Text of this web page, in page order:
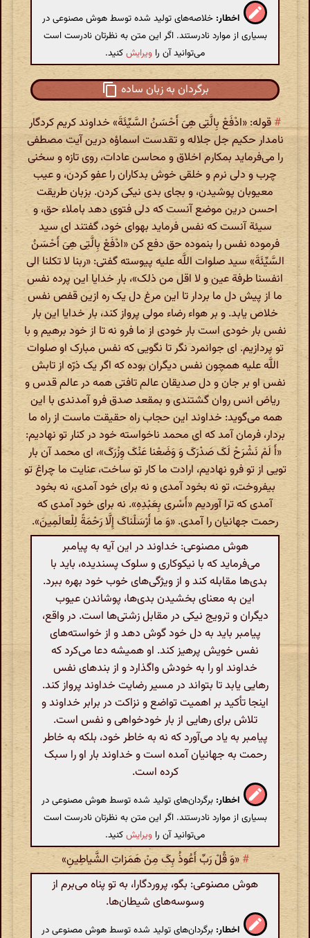
اخطار: خلاصه‌های تولید شده توسط هوش مصنوعی در
بسیاری از موارد نادرستند. اگر این متن به نظرتان نادرست است
می‌توانید آن را ویرایشکنید.
برگردان به زبان ساده
#قوله: «ادْفَعْ بِالَّتِی هِیَ أَحْسَنُ السَّیِّئَةَ» خداوند کریم کردگار
نامدار حکیم جل جلاله و تقدست اسماؤه درین آیت مصطفی
را می‌فرماید بمکارم اخلاق و محاسن عادات، روی تازه و سخنی
چرب و دلی نرم و خلقی خوش بدکاران را عفو کردن، و عیب
معیوبان پوشیدن، و بجای بدی نیکی کردن. بزبان طریقت
احسن درین موضع آنست که دلی فتوی دهد باملاء حق، و
سیئة آنست که نفس فرماید بهوای خود، گفتند ای سید
فرموده نفس را بنموده حق دفع کن «ادْفَعْ بِالَّتِی هِیَ أَحْسَنُ
السَّیِّئَةَ» سید صلوات اللَّه علیه پیوسته گفتی: «ربنا لا تکلنا الی
انفسنا طرفة عین و لا اقل من ذلک»، بار خدایا این پرده نفس
ما از پیش دل ما بردار تا این مرغ دل یک ره ازین قفص نفس
خلاص یابد. و بر هواء رضاء مولی پرواز کند، بار خدایا این بار
نفس بار خودی است بار خودی از ما فرو نه تا از خود برهیم و با
تو پردازیم. ای جوانمرد نگر تا نگویی که نفس مبارک او صلوات
اللَّه علیه همچون نفس دیگران بوده که اگر یک ذرّه از تابش
نفس او بر جان و دل صدیقان عالم تافتی همه در عالم قدس و
ریاض انس روان گشتندی و بمقعد صدق فرو آمدندی با این
همه می‌گوید: خداوند این حجاب راه حقیقت ماست از راه ما
بردار، فرمان آمد که ای محمد ناخواسته خود در کنار تو نهادیم:
«أَ لَمْ نَشْرَحْ لَکَ صَدْرَکَ وَ وَضَعْنا عَنْکَ وِزْرَکَ»، ای محمد آن بار
تویی از تو فرو نهادیم، ارادت ما کار تو ساخت، عنایت ما چراغ تو
بیفروخت، تو نه بخود آمدی و نه برای خود آمدی، نه بخود
آمدی که ترا آوردیم «أَسْری‌ بِعَبْدِهِ». نه برای خود آمدی که
رحمت جهانیان را آمدی. «وَ ما أَرْسَلْناکَ إِلَّا رَحْمَةً لِلْعالَمِینَ».
هوش مصنوعی: خداوند در این آیه به پیامبر
می‌فرماید که با نیکوکاری و سلوک پسندیده، باید با
بدی‌ها مقابله کند و از ویژگی‌های خوب خود بهره ببرد.
این به معنای بخشیدن بدی‌ها، پوشاندن عیوب
دیگران و ترویج نیکی در مقابل زشتی‌ها است. در واقع،
پیامبر باید به دل خود گوش دهد و از خواسته‌های
نفس خویش پرهیز کند. او همیشه دعا می‌کرد که
خداوند او را به خودش واگذارد و از بندهای نفس
رهایی یابد تا بتواند در مسیر رضایت خداوند پرواز کند.
اینجا تأکید بر اهمیت تواضع و نزاکت در برابر خداوند و
تلاش برای رهایی از بار خودخواهی و نفس است.
پیامبر به یاد می‌آورد که نه به خاطر خود، بلکه به خاطر
رحمت به جهانیان آمده است و خداوند بار او را سبک
کرده است.
اخطار: برگردان‌های تولید شده توسط هوش مصنوعی در
بسیاری از موارد نادرستند. اگر این متن به نظرتان نادرست است
می‌توانید آن را ویرایشکنید.
#«وَ قُلْ رَبِّ أَعُوذُ بِکَ مِنْ هَمَزاتِ الشَّیاطِینِ»
هوش مصنوعی: بگو، پروردگارا، به تو پناه می‌برم از
وسوسه‌های شیطان‌ها.
اخطار: برگردان‌های تولید شده توسط هوش مصنوعی در